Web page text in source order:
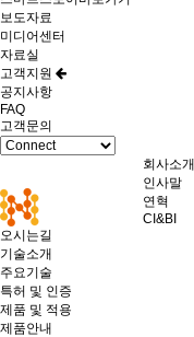
보도자료
미디어센터
자료실
고객지원
공지사항
FAQ
고객문의
회사소개
인사말
연혁
CI&BI
오시는길
기술소개
주요기술
특허 및 인증
제품 및 적용
제품안내